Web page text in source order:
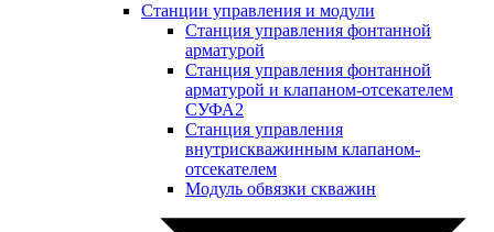
Станции управления и модули
Станция управления фонтанной
арматурой
Станция управления фонтанной
арматурой и клапаном-отсекателем
СУФА2
Станция управления
внутрискважинным клапаном-
отсекателем
Модуль обвязки скважин